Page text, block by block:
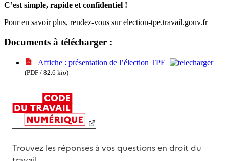
C’est simple, rapide et confidentiel !
Pour en savoir plus, rendez-vous sur election-tpe.travail.gouv.fr
Documents à télécharger :
Affiche : présentation de l’élection TPE
(PDF / 82.6 kio)